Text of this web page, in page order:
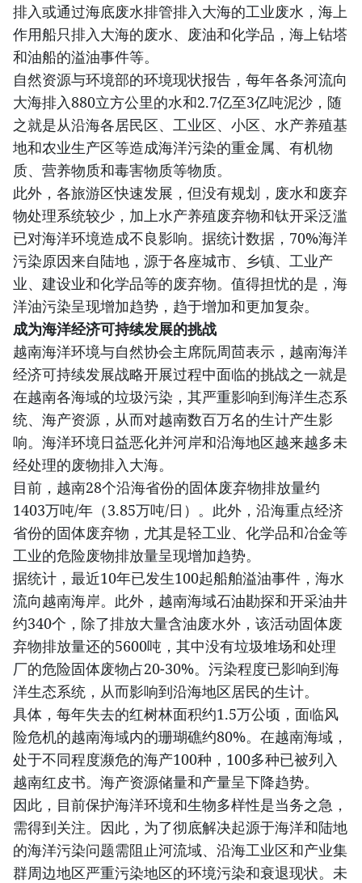
排入或通过海底废水排管排入大海的工业废水，海上
作用船只排入大海的废水、废油和化学品，海上钻塔
和油船的溢油事件等。
自然资源与环境部的环境现状报告，每年各条河流向
大海排入880立方公里的水和2.7亿至3亿吨泥沙，随
之就是从沿海各居民区、工业区、小区、水产养殖基
地和农业生产区等造成海洋污染的重金属、有机物
质、营养物质和毒害物质等物质。
此外，各旅游区快速发展，但没有规划，废水和废弃
物处理系统较少，加上水产养殖废弃物和钛开采泛滥
已对海洋环境造成不良影响。据统计数据，70%海洋
污染原因来自陆地，源于各座城市、乡镇、工业产
业、建设业和化学品等的废弃物。值得担忧的是，海
洋油污染呈现增加趋势，趋于增加和更加复杂。
成为海洋经济可持续发展的挑战
越南海洋环境与自然协会主席阮周茴表示，越南海洋
经济可持续发展战略开展过程中面临的挑战之一就是
在越南各海域的垃圾污染，其严重影响到海洋生态系
统、海产资源，从而对越南数百万名的生计产生影
响。海洋环境日益恶化并河岸和沿海地区越来越多未
经处理的废物排入大海。
目前，越南28个沿海省份的固体废弃物排放量约
1403万吨/年（3.85万吨/日）。此外，沿海重点经济
省份的固体废弃物，尤其是轻工业、化学品和冶金等
工业的危险废物排放量呈现增加趋势。
据统计，最近10年已发生100起船舶溢油事件，海水
流向越南海岸。此外，越南海域石油勘探和开采油井
约340个，除了排放大量含油废水外，该活动固体废
弃物排放量还的5600吨，其中没有垃圾堆场和处理
厂的危险固体废物占20-30%。污染程度已影响到海
洋生态系统，从而影响到沿海地区居民的生计。
具体，每年失去的红树林面积约1.5万公顷，面临风
险危机的越南海域内的珊瑚礁约80%。在越南海域，
处于不同程度濒危的海产100种，100多种已被列入
越南红皮书。海产资源储量和产量呈下降趋势。
因此，目前保护海洋环境和生物多样性是当务之急，
需得到关注。因此，为了彻底解决起源于海洋和陆地
的海洋污染问题需阻止河流域、沿海工业区和产业集
群周边地区严重污染地区的环境污染和衰退现状。未